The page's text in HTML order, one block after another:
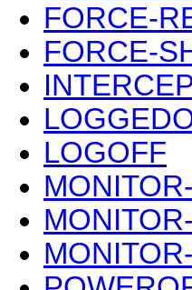
FORCE-
FORCE-
LOGOFF